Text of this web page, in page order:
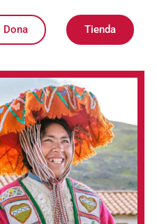
Dona Tienda